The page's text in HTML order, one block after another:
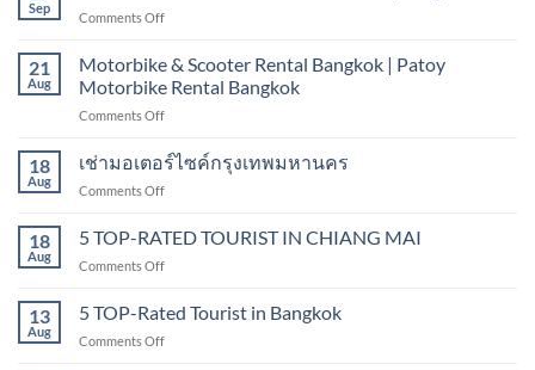
Bangkok
Hire
scooter
Sep
Comments Offon
scooter
rental
sukhumvit,
21
Aug
Motorbike & Scooter Rental Bangkok | Patoy
Motorbike Rental Bangkok
Comments Offon
&
Scooter
Rental
|
Bangkok
18
Aug
เช่ามอเตอร์ไซค์กรุงเทพมหานคร
Comments Offon
มอเตอร์ไซค์
กรุงเทพมหานคร
18
Aug
5 TOP-RATED TOURIST IN CHIANG MAI
Comments Offon
TOP-
RATED
TOURIST
13
Aug
5 TOP-Rated Tourist in Bangkok
Comments Offon